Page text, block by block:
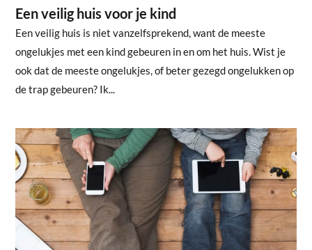
Een veilig huis voor je kind
Een veilig huis is niet vanzelfsprekend, want de meeste
ongelukjes met een kind gebeuren in en om het huis. Wist je
ook dat de meeste ongelukjes, of beter gezegd ongelukken op
de trap gebeuren? Ik...